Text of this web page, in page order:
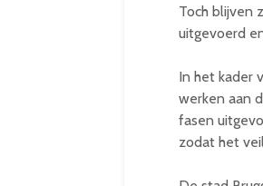
Toch blijven
uitgevoerd
In het kader
werken aan
fasen
zodat het